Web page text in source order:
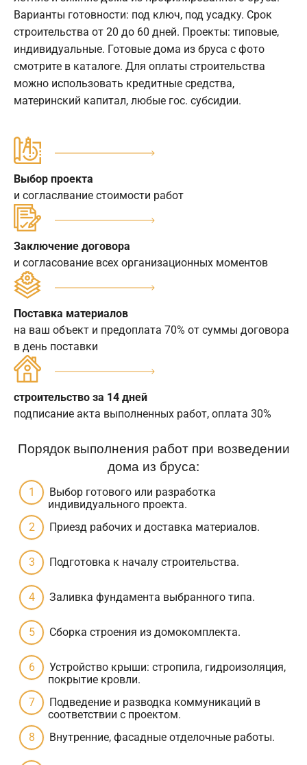
Варианты готовности: под ключ, под усадку. Срок
строительства от 20 до 60 дней. Проекты: типовые,
индивидуальные. Готовые дома из бруса с фото
смотрите в каталоге. Для оплаты строительства
можно использовать кредитные средства,
материнский капитал, любые гос. субсидии.
Выбор проекта
и согласлвание стоимости работ
Заключение договора
и согласование всех организационных моментов
Поставка материалов
на ваш объект и предоплата 70% от суммы договора
в день поставки
строительство за 14 дней
подписание акта выполненных работ, оплата 30%
Порядок выполнения работ при возведении
дома из бруса:
Выбор готового или разработка
индивидуального проекта.
Приезд рабочих и доставка материалов.
Подготовка к началу строительства.
Заливка фундамента выбранного типа.
Сборка строения из домокомплекта.
Устройство крыши: стропила, гидроизоляция,
покрытие кровли.
Подведение и разводка коммуникаций в
соответствии с проектом.
Внутренние, фасадные отделочные работы.